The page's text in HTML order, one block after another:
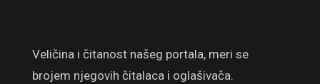
Veličina i čitanost našeg portala, meri se
brojem njegovih čitalaca i oglašivača.